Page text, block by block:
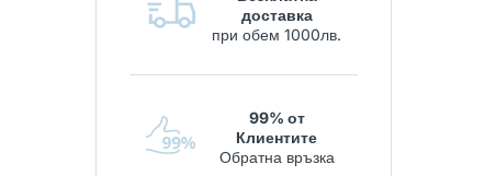
доставка
при обем 1000лв.
99% от
Клиентите
Обратна връзка